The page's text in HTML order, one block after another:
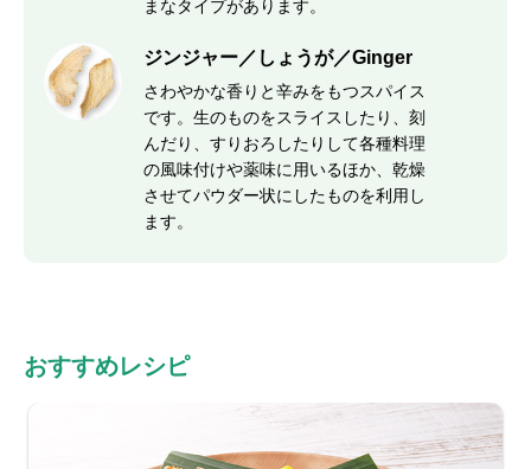
まなタイプがあります。
ジンジャー／しょうが／Ginger
さわやかな香りと辛みをもつスパイス
です。生のものをスライスしたり、刻
んだり、すりおろしたりして各種料理
の風味付けや薬味に用いるほか、乾燥
させてパウダー状にしたものを利用し
ます。
おすすめレシピ